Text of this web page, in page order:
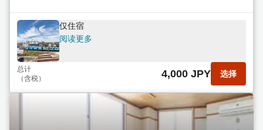
仅住宿
阅读更多
总计
（含税）
4,000 JPY 选择